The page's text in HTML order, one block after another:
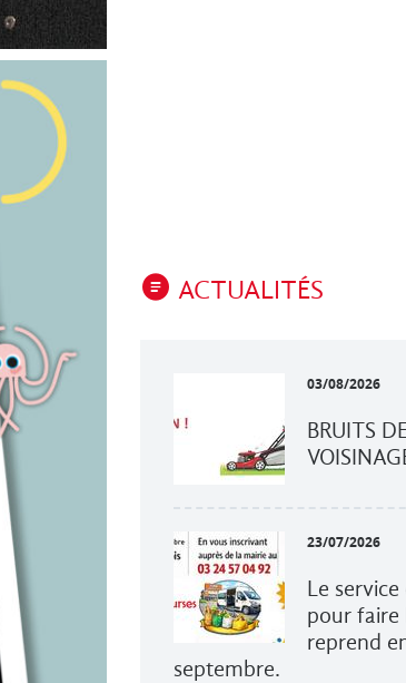
ACTUALITÉS
03/08/2026
BRUITS
23/07/2026
Le
pour faire
reprend
septembre.